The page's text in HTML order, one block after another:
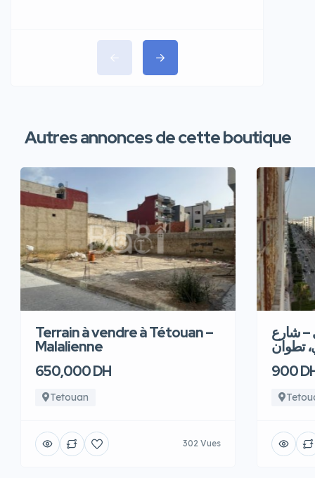
Autres annonces de cette boutique
Terrain à vendre à Tétouan –
Malalienne
650,000 DH
Tetouan
302 Vues
– شارع
تطوان
900